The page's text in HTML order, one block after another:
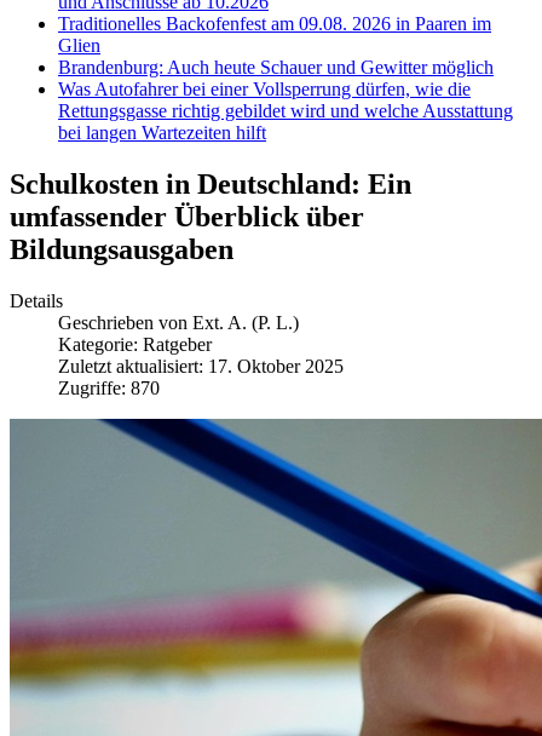
Traditionelles Backofenfest am 09.08. 2026 in Paaren im
Glien
Brandenburg: Auch heute Schauer und Gewitter möglich
Was Autofahrer bei einer Vollsperrung dürfen, wie die
Rettungsgasse richtig gebildet wird und welche Ausstattung
bei langen Wartezeiten hilft
Schulkosten in Deutschland: Ein
umfassender Überblick über
Bildungsausgaben
Details
Geschrieben von Ext. A. (P. L.)
Kategorie: Ratgeber
Zuletzt aktualisiert: 17. Oktober 2025
Zugriffe: 870